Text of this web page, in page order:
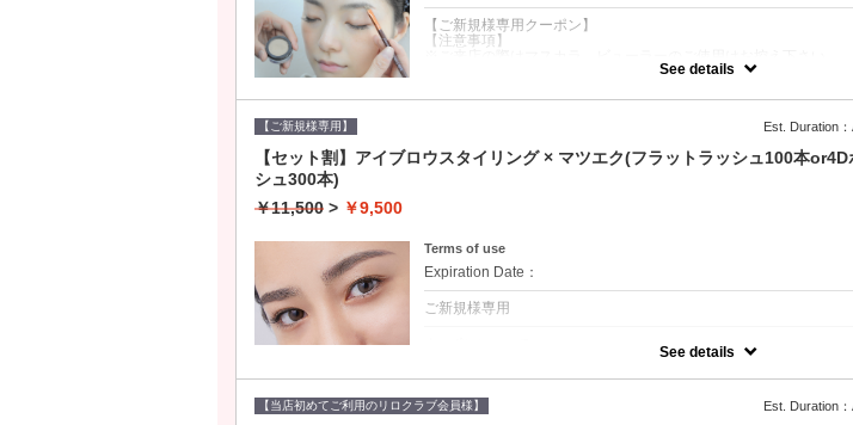
【ご新規様専用クーポン】
【注意事項】
※ご予約時間から5分以上遅れるとご希望の本数が付けられない場
無断キャンセルは100%のキャンセル料を頂戴します。
【眉毛を変えて劇的に若見せ】
See details
【ご新規様専用】 Est. Duration
【セット割】アイブロウスタイリング × マツエク(フラットラッシュ100本
シュ300本)
￥11,500 > ￥9,500
Terms of use
Expiration Date：
ご新規様専用
・フラットラッシュ100本か4Dボリュームラッシュ300本をお伝
・眉毛を変えて劇的に若見せ！メリハリ眉毛メイクで、弛みで間
め美人眉毛になりませんか？
See details
【当店初めてご利用のリロクラブ会員様】 Est. Duration